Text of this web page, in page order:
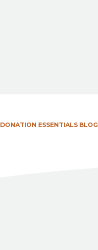
DONATION ESSENTIALS BLOG